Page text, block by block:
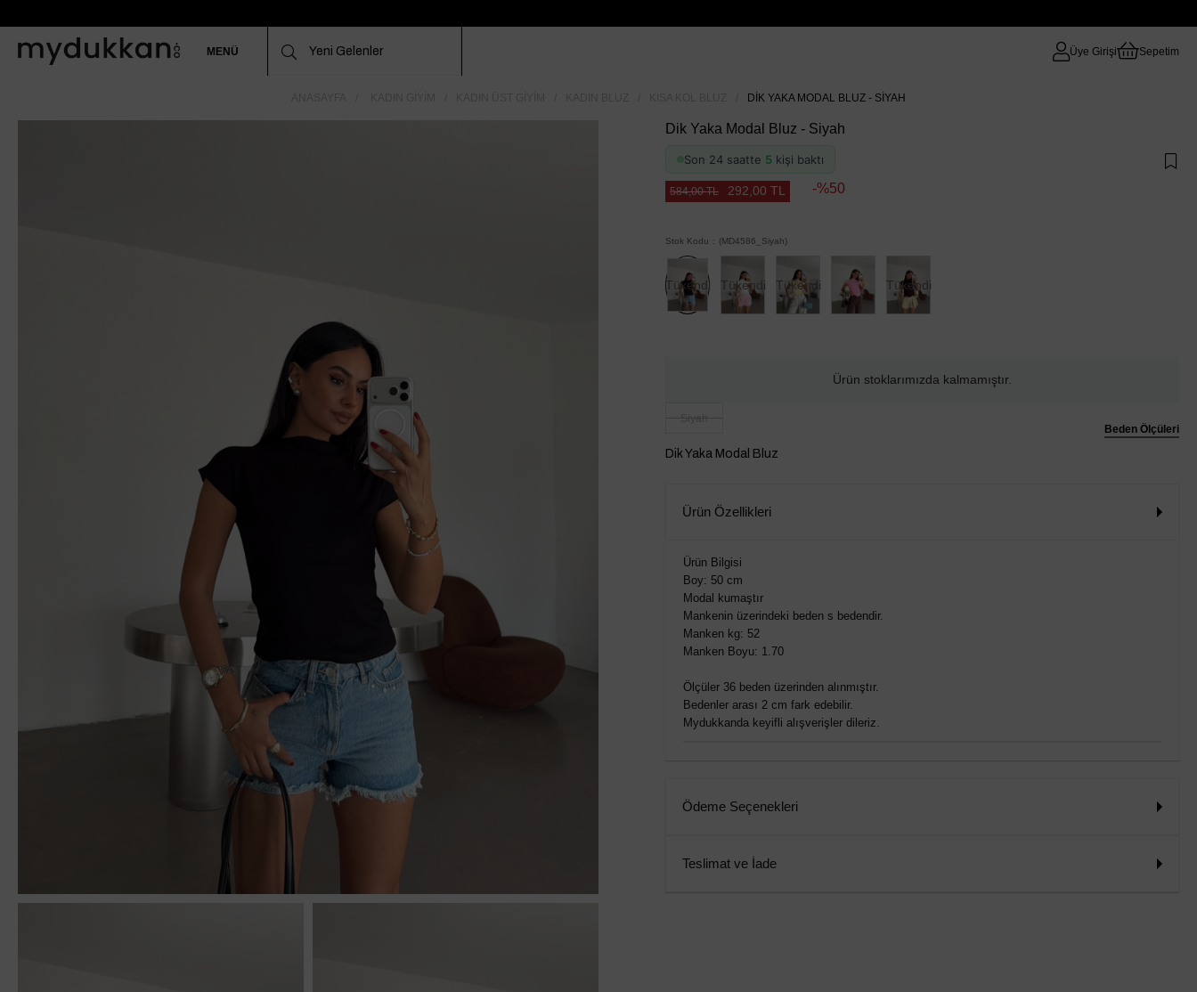
MENÜ Üye Girişi Sepetim
DIK YAKA MODAL BLUZ - SIYAH
Dik Yaka Modal Bluz - Siyah
Son 24 saatte 5 kişi baktı
584,00 TL 292,00 TL 50
Stok Kodu (MD4586_Siyah)
Tükendi Tükendi Tükendi Tükendi
Ürün stoklarımızda kalmamıştır.
Beden Ölçüleri
Dik Yaka Modal Bluz
Ürün Özellikleri
Ürün Bilgisi
Boy: 50 cm
Modal kumaştır
Mankenin üzerindeki beden s bedendir.
Manken kg: 52
Manken Boyu: 1.70
Ölçüler 36 beden üzerinden alınmıştır.
Bedenler arası 2 cm fark edebilir.
Mydukkanda keyifli alışverişler dileriz.
Ödeme Seçenekleri
Teslimat ve İade